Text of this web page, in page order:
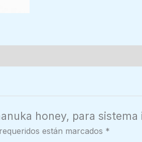
honey, para
están marcados *